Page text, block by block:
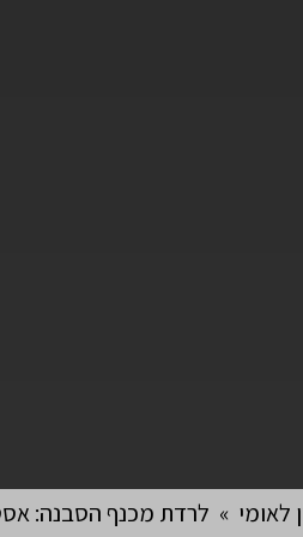
לאומי » לרדת מכנף הסבנה: